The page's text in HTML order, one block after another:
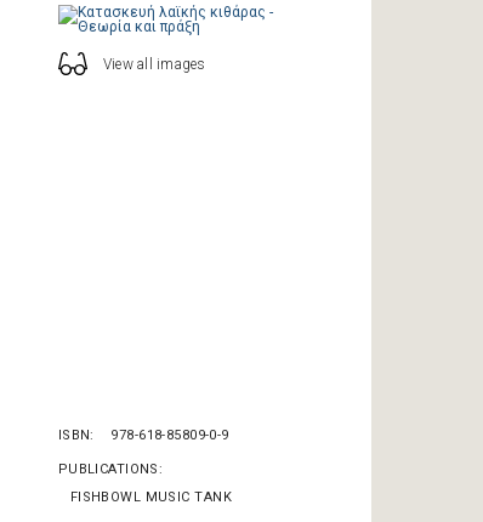
View all images
ISBN 978-618-85809-0-9
PUBLICATIONS
FISHBOWL MUSIC TANK